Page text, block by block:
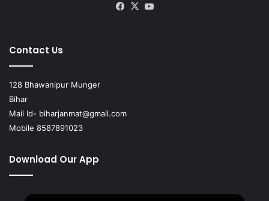
Facebook
X
Contact Us
128 Bhawanipur Munger
Bihar
Mail Id- biharjanmat@gmail.com
Mobile 8587891023
Download Our App